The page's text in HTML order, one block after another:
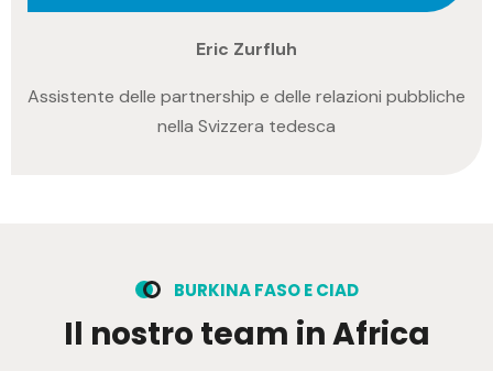
Eric Zurfluh
Assistente delle partnership e delle relazioni pubbliche
nella Svizzera tedesca
BURKINA FASO E CIAD
Il nostro team inAfrica